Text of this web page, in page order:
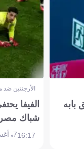
بابه
الأرجنتين
الفيفا
شباك
16:177 أغسطس 2026